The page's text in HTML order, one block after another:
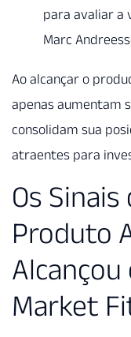
para avaliar a
Marc
Ao alcançar o
apenas aumentam
consolidam sua
atraentes para
Os Sinais
Produto
Market